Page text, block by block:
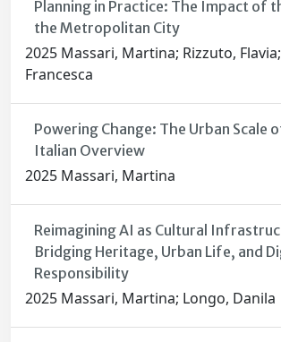
Planning in Practice: The Impact of
the Metropolitan City
2025 Massari, Martina; Rizzuto,
Francesca
Powering Change: The Urban Scale
Italian Overview
2025 Massari, Martina
Reimagining AI as Cultural
Bridging Heritage, Urban Life, and
Responsibility
2025 Massari, Martina; Longo, Danila